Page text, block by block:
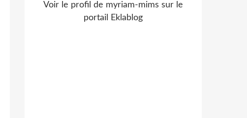
Voir le profil de myriam-mims sur le
portail Eklablog